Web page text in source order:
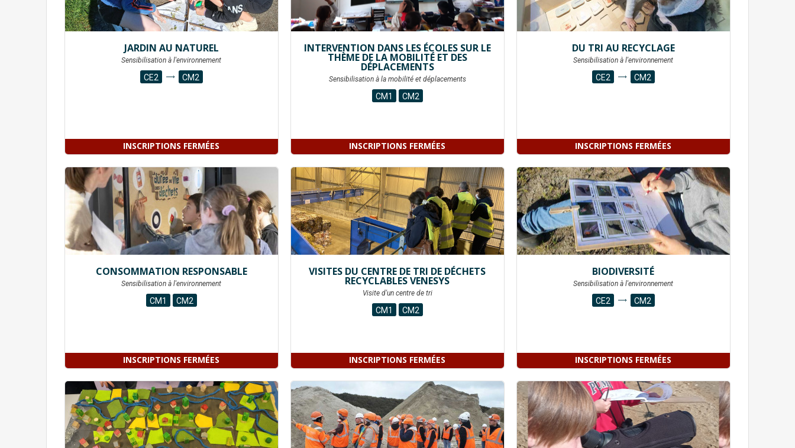
INSCRIPTIONS FERMÉES
JARDIN AU NATUREL
Sensibilisation à l'environnement
CE2 CM2
INSCRIPTIONS FERMÉES
INTERVENTION DANS LES ÉCOLES SUR LE
THÈME DE LA MOBILITÉ ET DES
DÉPLACEMENTS
Sensibilisation à la mobilité et déplacements
CM1 CM2
INSCRIPTIONS FERMÉES
DU TRI AU RECYCLAGE
Sensibilisation à l'environnement
CE2 CM2
INSCRIPTIONS FERMÉES
CONSOMMATION RESPONSABLE
Sensibilisation à l'environnement
CM1 CM2
INSCRIPTIONS FERMÉES
VISITES DU CENTRE DE TRI DE DÉCHETS
RECYCLABLES VENESYS
Visite d'un centre de tri
CM1 CM2
INSCRIPTIONS FERMÉES
BIODIVERSITÉ
Sensibilisation à l'environnement
CE2 CM2